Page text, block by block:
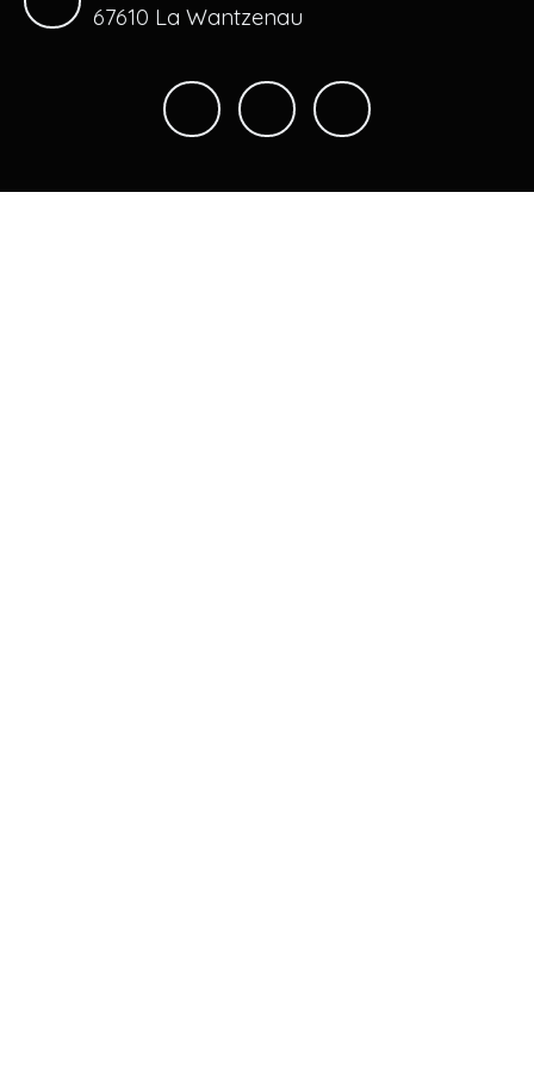
67610 La Wantzenau